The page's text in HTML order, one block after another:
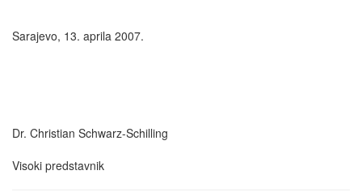
Sarajevo, 13. aprila 2007.
Dr. Christian Schwarz-Schilling
Visoki predstavnik